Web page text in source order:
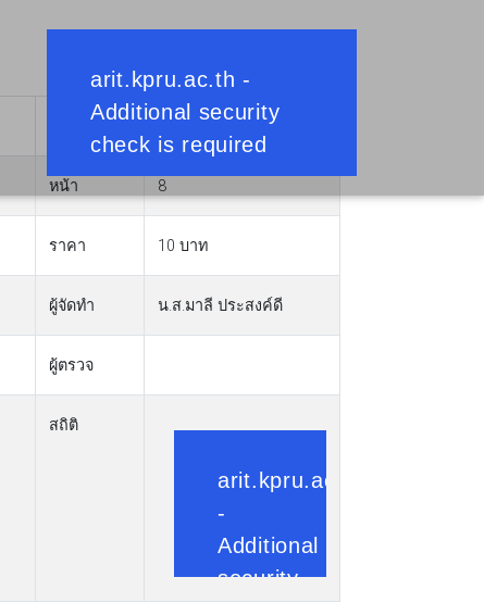
13 มกราคม 2560
หน้า 8
ราคา 10 บาท
ผู้จัดทำ น.ส.มาลี ประสงค์ดี
ผู้ตรวจ
สถิติ